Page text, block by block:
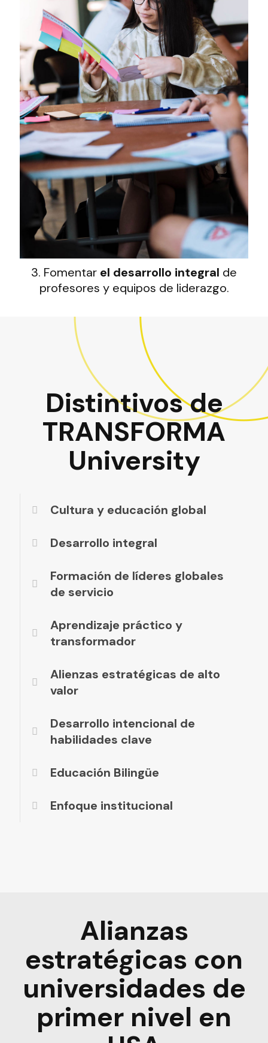
3. Fomentar el desarrollo integral de
profesores y equipos de liderazgo.
Distintivos de
TRANSFORMA
University
Cultura y educación global
Desarrollo integral
Formación de líderes globales
de servicio
Aprendizaje práctico y
transformador
Alienzas estratégicas de alto
valor
Desarrollo intencional de
habilidades clave
Educación Bilingüe
Enfoque institucional
Alianzas
estratégicas con
universidades de
primer nivel en